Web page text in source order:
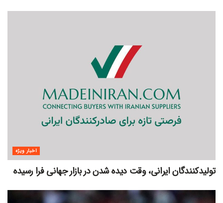
اخبار ویژه
تولیدکنندگان ایرانی، وقت دیده شدن در بازار جهانی فرا رسیده